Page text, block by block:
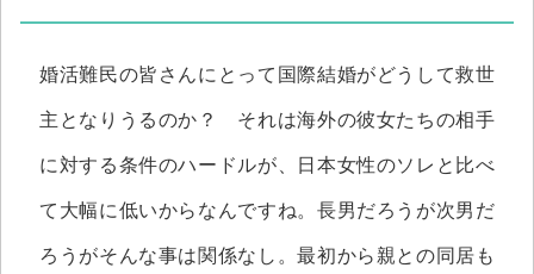
婚活難民の皆さんにとって国際結婚がどうして救世
主となりうるのか？ それは海外の彼女たちの相手
に対する条件のハードルが、日本女性のソレと比べ
て大幅に低いからなんですね。長男だろうが次男だ
ろうがそんな事は関係なし。最初から親との同居も